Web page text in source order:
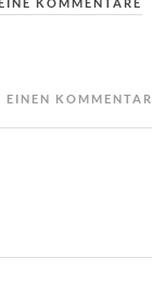
KOMMENTARE
EINEN KOMMENTAR